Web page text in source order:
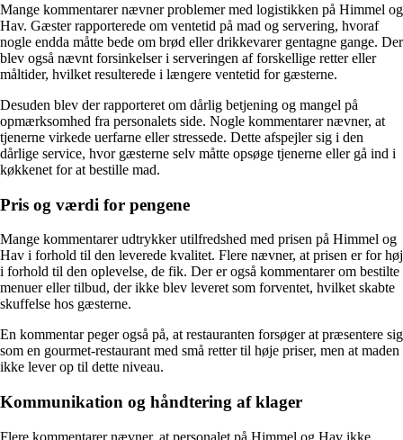
Mange kommentarer nævner problemer med logistikken på Himmel og
Hav. Gæster rapporterede om ventetid på mad og servering, hvoraf
nogle endda måtte bede om brød eller drikkevarer gentagne gange. Der
blev også nævnt forsinkelser i serveringen af forskellige retter eller
måltider, hvilket resulterede i længere ventetid for gæsterne.
Desuden blev der rapporteret om dårlig betjening og mangel på
opmærksomhed fra personalets side. Nogle kommentarer nævner, at
tjenerne virkede uerfarne eller stressede. Dette afspejler sig i den
dårlige service, hvor gæsterne selv måtte opsøge tjenerne eller gå ind i
køkkenet for at bestille mad.
Pris og værdi for pengene
Mange kommentarer udtrykker utilfredshed med prisen på Himmel og
Hav i forhold til den leverede kvalitet. Flere nævner, at prisen er for høj
i forhold til den oplevelse, de fik. Der er også kommentarer om bestilte
menuer eller tilbud, der ikke blev leveret som forventet, hvilket skabte
skuffelse hos gæsterne.
En kommentar peger også på, at restauranten forsøger at præsentere sig
som en gourmet-restaurant med små retter til høje priser, men at maden
ikke lever op til dette niveau.
Kommunikation og håndtering af klager
Flere kommentarer nævner, at personalet på Himmel og Hav ikke